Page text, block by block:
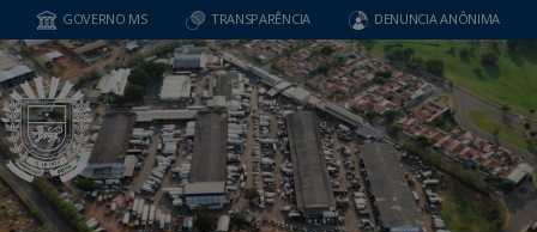
GOVERNO MS TRANSPARÊNCIA DENUNCIA ANÔNIMA